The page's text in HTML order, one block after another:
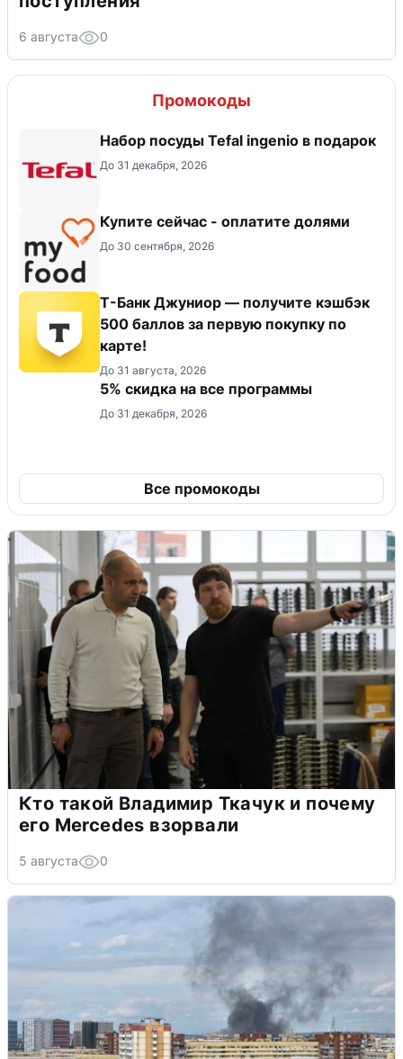
6 августа 0
Промокоды
Набор посуды Tefal ingenio в подарок
До 31 декабря, 2026
Купите сейчас - оплатите долями
До 30 сентября, 2026
Т-Банк Джуниор — получите кэшбэк
500 баллов за первую покупку по
карте!
До 31 августа, 2026
5% скидка на все программы
До 31 декабря, 2026
Все промокоды
Кто такой Владимир Ткачук и почему
его Mercedes взорвали
5 августа 0